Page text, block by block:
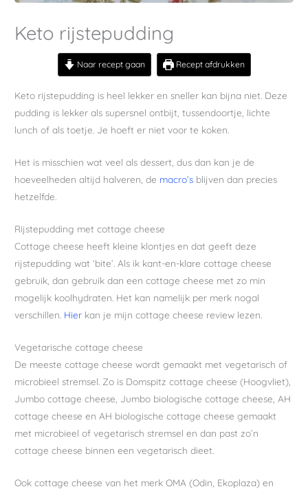
Keto rijstepudding
Naar recept gaan Recept afdrukken
Keto rijstepudding is heel lekker en sneller kan bijna niet. Deze
pudding is lekker als supersnel ontbijt, tussendoortje, lichte
lunch of als toetje. Je hoeft er niet voor te koken.
Het is misschien wat veel als dessert, dus dan kan je de
hoeveelheden altijd halveren, de macro’s blijven dan precies
hetzelfde.
Rijstepudding met cottage cheese
Cottage cheese heeft kleine klontjes en dat geeft deze
rijstepudding wat ‘bite’. Als ik kant-en-klare cottage cheese
gebruik, dan gebruik dan een cottage cheese met zo min
mogelijk koolhydraten. Het kan namelijk per merk nogal
verschillen. Hier kan je mijn cottage cheese review lezen.
Vegetarische cottage cheese
De meeste cottage cheese wordt gemaakt met vegetarisch of
microbieel stremsel. Zo is Domspitz cottage cheese (Hoogvliet),
Jumbo cottage cheese, Jumbo biologische cottage cheese, AH
cottage cheese en AH biologische cottage cheese gemaakt
met microbieel of vegetarisch stremsel en dan past zo’n
cottage cheese binnen een vegetarisch dieet.
Ook cottage cheese van het merk OMA (Odin, Ekoplaza) en